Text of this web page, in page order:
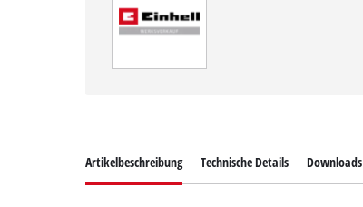
Artikelbeschreibung Technische Details Downloads